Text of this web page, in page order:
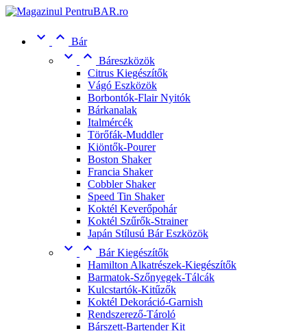
  Bár
  Báreszközök
Citrus Kiegészítők
Vágó Eszközök
Borbontók-Flair Nyitók
Bárkanalak
Italmércék
Törőfák-Muddler
Kiöntők-Pourer
Boston Shaker
Francia Shaker
Cobbler Shaker
Speed Tin Shaker
Koktél Keverőpohár
Koktél Szűrők-Strainer
Japán Stílusú Bár Eszközök
  Bár Kiegészítők
Hamilton Alkatrészek-Kiegészítők
Barmatok-Szőnyegek-Tálcák
Kulcstartók-Kitűzők
Koktél Dekoráció-Garnish
Rendszerező-Tároló
Bárszett-Bartender Kit